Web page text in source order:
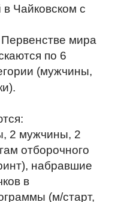
Чайковском с
мира
по 6
(мужчины,
2 мужчины, 2
отборочного
набравшие
в
(м/старт,